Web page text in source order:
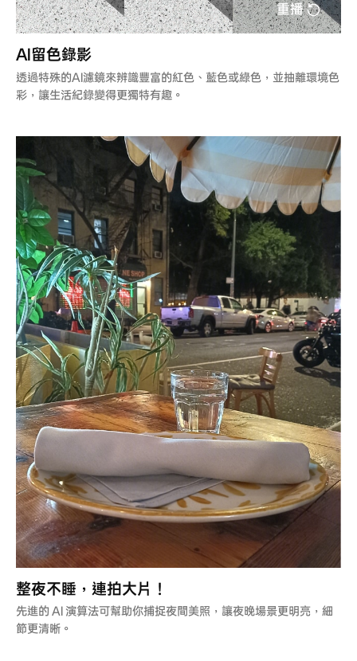
重播
AI留色錄影
透過特殊的AI濾鏡來辨識豐富的紅色、藍色或綠色，並抽離環境色
彩，讓生活紀錄變得更獨特有趣。
整夜不睡，連拍大片！
先進的 AI 演算法可幫助你捕捉夜間美照，讓夜晚場景更明亮，細
節更清晰。